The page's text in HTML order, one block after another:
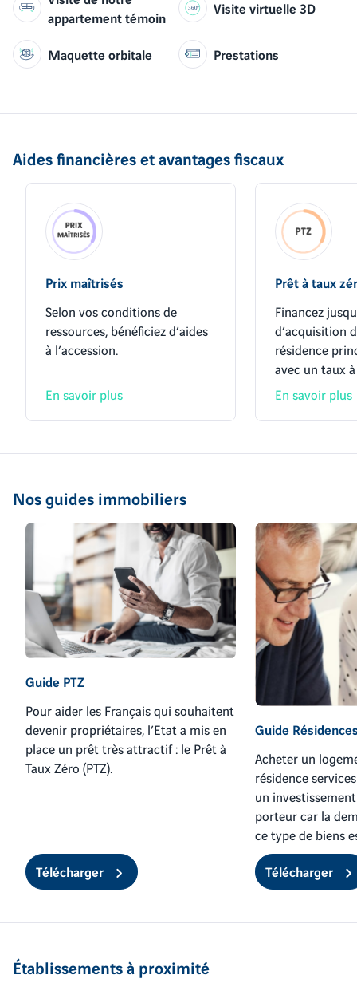
appartement témoin
Visite virtuelle 3D
Maquette orbitale Prestations
Aides financières et avantages fiscaux
Prix maîtrisés
Selon vos conditions de
ressources, bénéficiez d’aides
à l’accession.
En savoir plus
Prêt à taux
Financez
d’acquisition
résidence
avec un taux
En savoir plus
Nos guides immobiliers
Guide PTZ
Pour aider les Français qui souhaitent
devenir propriétaires, l’Etat a mis en
place un prêt très attractif : le Prêt à
Taux Zéro (PTZ).
Télécharger
Guide
Acheter un
résidence
un
porteur car la
ce type de biens
Télécharger
Établissements à proximité